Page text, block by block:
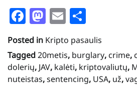
Facebook
Mastodon
Email
Posted in Kripto pasaulis
Tagged20metis, burglary, crime,
dolerių, JAV, kalėti, kriptovaliutų,
nuteistas,sentencing, USA, už,